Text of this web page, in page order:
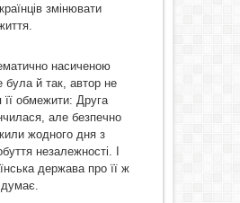
змінювати
насиченою
була й так, автор не
її обмежити: Друга
але безпечно
жодного дня з
незалежності. І
держава про її ж
думає.